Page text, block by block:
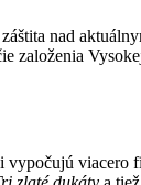
nad
založenia
viacero